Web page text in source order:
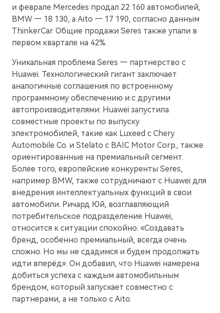
и феврале Mercedes продал 22 160 автомобилей,
BMW — 18 130, а Aito — 17 190, согласно данным
ThinkerCar. Общие продажи Seres также упали в
первом квартале на 42%.
Уникальная проблема Seres — партнерство с
Huawei. Технологический гигант заключает
аналогичные соглашения по встроенному
программному обеспечению и с другими
автопроизводителями: Huawei запустила
совместные проекты по выпуску
электромобилей, такие как Luxeed с Chery
Automobile Co. и Stelato с BAIC Motor Corp., также
ориентированные на премиальный сегмент.
Более того, европейские конкуренты Seres,
например BMW, также сотрудничают с Huawei для
внедрения интеллектуальных функций в свои
автомобили. Ричард Юй, возглавляющий
потребительское подразделение Huawei,
относится к ситуации спокойно: «Создавать
бренд, особенно премиальный, всегда очень
сложно. Но мы не сдадимся и будем продолжать
идти вперёд». Он добавил, что Huawei намерена
добиться успеха с каждым автомобильным
брендом, который запускает совместно с
партнерами, а не только с Aito.